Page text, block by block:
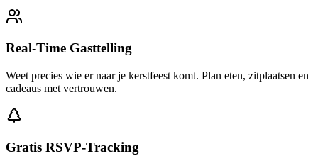
Real-Time Gasttelling
Weet precies wie er naar je kerstfeest komt. Plan eten, zitplaatsen en
cadeaus met vertrouwen.
Gratis RSVP-Tracking